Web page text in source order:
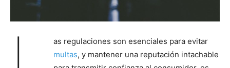
as regulaciones son esenciales para evitar
multas, y mantener una reputación intachable